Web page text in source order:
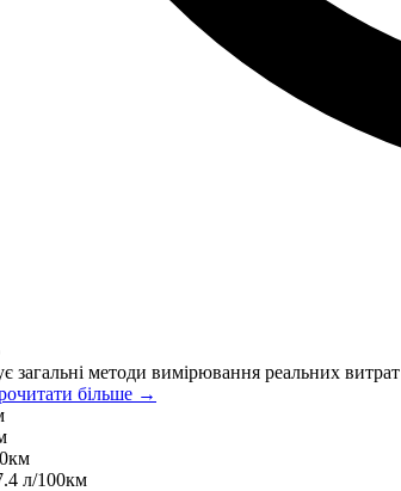
загальні методи вимірювання реальних витрат
більше →
л/100км